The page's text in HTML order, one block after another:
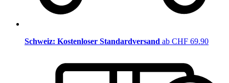
Schweiz: Kostenloser Standardversand ab CHF 69.90